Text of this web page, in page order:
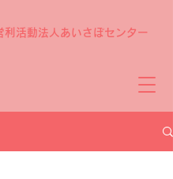
利活動法人あいさぽセンター